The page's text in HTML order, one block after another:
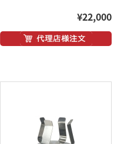
¥22,000